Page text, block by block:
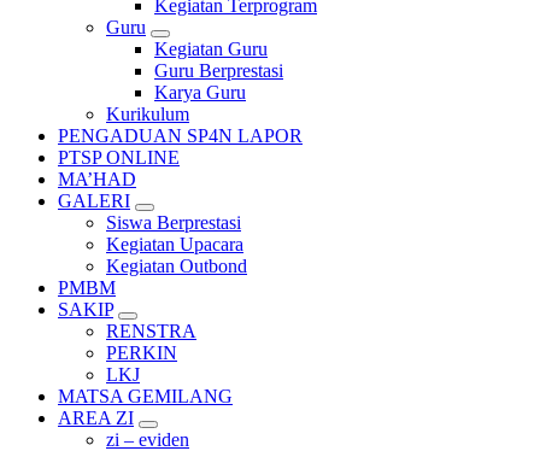
Kegiatan Terprogram
Guru
Kegiatan Guru
Guru Berprestasi
Karya Guru
Kurikulum
PENGADUAN SP4N LAPOR
PTSP ONLINE
MA’HAD
GALERI
Siswa Berprestasi
Kegiatan Upacara
Kegiatan Outbond
PMBM
SAKIP
RENSTRA
PERKIN
LKJ
MATSA GEMILANG
AREA ZI
zi – eviden